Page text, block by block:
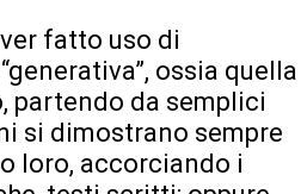
fatto uso di
ossia quella
partendo da semplici
si dimostrano sempre
loro, accorciando i